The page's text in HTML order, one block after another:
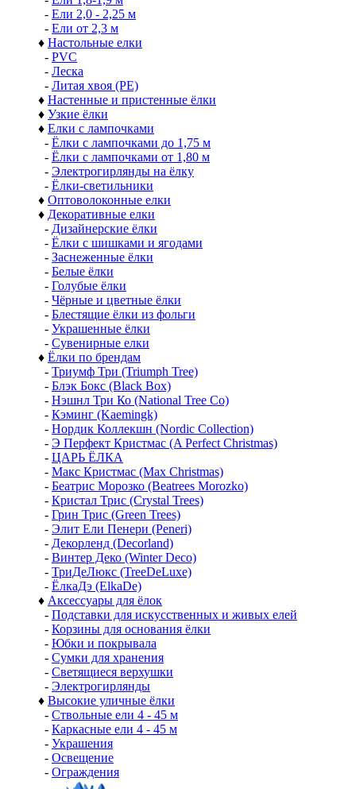
- Ели 2,0 - 2,25 м
- Ели от 2,3 м
♦ Настольные елки
- PVC
- Леска
- Литая хвоя (РЕ)
♦ Настенные и пристенные ёлки
♦ Узкие ёлки
♦ Елки с лампочками
- Ёлки с лампочками до 1,75 м
- Ёлки с лампочками от 1,80 м
- Электрогирлянды на ёлку
- Ёлки-светильники
♦ Оптоволоконные елки
♦ Декоративные елки
- Дизайнерские ёлки
- Ёлки с шишками и ягодами
- Заснеженные ёлки
- Белые ёлки
- Голубые ёлки
- Чёрные и цветные ёлки
- Блестящие ёлки из фольги
- Украшенные ёлки
- Сувенирные елки
♦ Ёлки по брендам
- Триумф Три (Triumph Tree)
- Блэк Бокс (Black Box)
- Нэшнл Три Ко (National Tree Co)
- Кэминг (Kaemingk)
- Нордик Коллекшн (Nordic Collection)
- Э Перфект Кристмас (A Perfect Christmas)
- ЦАРЬ ЁЛКА
- Макс Кристмас (Max Christmas)
- Беатрис Морозко (Beatrees Morozko)
- Кристал Трис (Crystal Trees)
- Грин Трис (Green Trees)
- Элит Ели Пенери (Peneri)
- Декорленд (Decorland)
- Винтер Деко (Winter Deco)
- ТриДеЛюкс (TreeDeLuxe)
- ЁлкаДэ (ElkaDe)
♦ Аксессуары для ёлок
- Подставки для искусственных и живых елей
- Корзины для основания ёлки
- Юбки и покрывала
- Сумки для хранения
- Светящиеся верхушки
- Электрогирлянды
♦ Высокие уличные ёлки
- Ствольные ели 4 - 45 м
- Каркасные ели 4 - 45 м
- Украшения
- Освещение
- Ограждения